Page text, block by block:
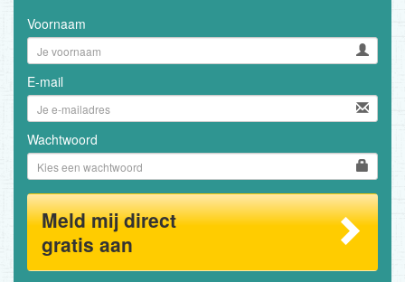
Voornaam
E-mail
Wachtwoord
Meld mij direct
gratis aan